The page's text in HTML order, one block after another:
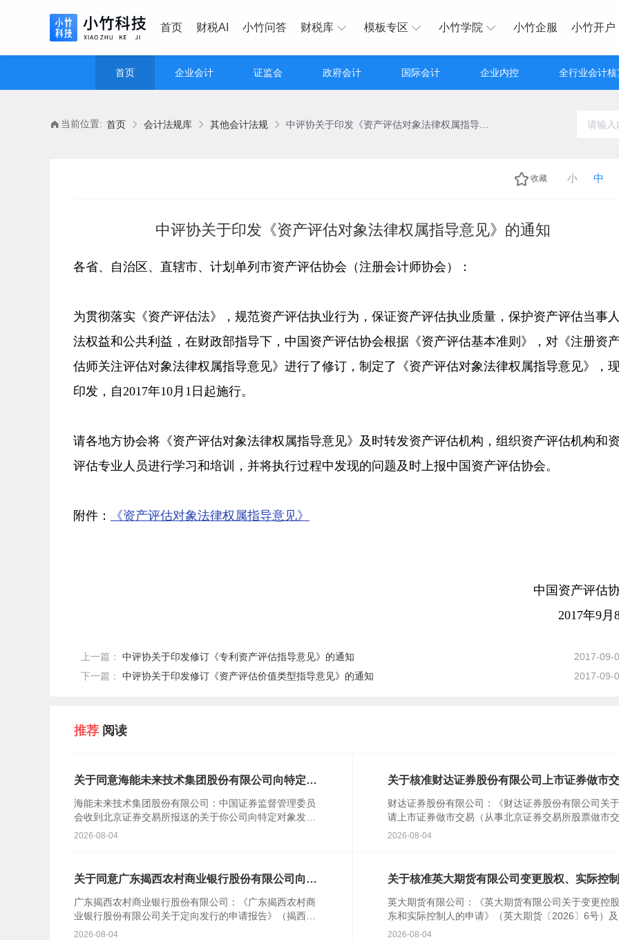
首页 财税AI 小竹问答 财税库 模板专区 小竹学院 小竹企服 小竹开户
首页 企业会计 证监会 政府会计 国际会计 企业内控 全行业会计核
当前位置: 首页 会计法规库 其他会计法规
收藏 小 中
中评协关于印发《资产评估对象法律权属指导意见》的通知
各省、自治区、直辖市、计划单列市资产评估协会（注册会计师协会）：
为贯彻落实《资产评估法》，规范资产评估执业行为，保证资产评估执业质量，保护资产评估当事
法权益和公共利益，在财政部指导下，中国资产评估协会根据《资产评估基本准则》，对《注册资
估师关注评估对象法律权属指导意见》进行了修订，制定了《资产评估对象法律权属指导意见》，
印发，自2017年10月1日起施行。
请各地方协会将《资产评估对象法律权属指导意见》及时转发资产评估机构，组织资产评估机构和
评估专业人员进行学习和培训，并将执行过程中发现的问题及时上报中国资产评估协会。
附件： 《资产评估对象法律权属指导意见》
中国资产评估
2017年9月
上一篇： 中评协关于印发修订《专利资产评估指导意见》的通知
2017-09-
下一篇： 中评协关于印发修订《资产评估价值类型指导意见》的通知 2017-09-
推荐 阅读
关于同意海能未来技术集团股份有限公司向特定对
海能未来技术集团股份有限公司：中国证券监督管理委员
会收到北京证券交易所报送的关于你公司向特定对象发行
股票的审核意见及你公司注册申请文件。根据《中华人民
2026-08-04
关于核准财达证券股份有限公司上市证券做市
财达证券股份有限公司：《财达证券股份有限公司关
请上市证券做市交易（从事北京证券交易所股票做市交
易）业务资格的请示》(财达字〔2024〕314号)及相关
2026-08-04
关于同意广东揭西农村商业银行股份有限公司向特
广东揭西农村商业银行股份有限公司：《广东揭西农村商
业银行股份有限公司关于定向发行的申请报告》（揭西农
商行报〔2026〕110号）及相关文件收悉。根据《中华人
2026-08-04
关于核准英大期货有限公司变更股权、实际控
英大期货有限公司：《英大期货有限公司关于变更控
东和实际控制人的申请》（英大期货〔2026〕6号）及
关文件收悉。根据《中华人民共和国期货和衍生品法》
2026-08-04